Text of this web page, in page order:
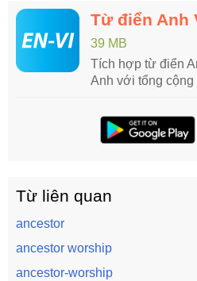
Từ điển Anh
39 MB
Tích hợp từ điển
Anh với tổng cộng
Từ liên quan
ancestor
ancestor worship
ancestor-worship